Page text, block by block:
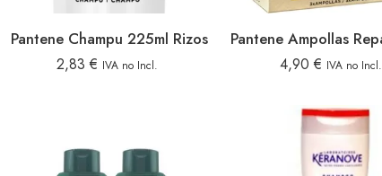
Pantene Champu 225ml Rizos
2,83 € IVA no Incl. 4,90 € IVA no Incl.